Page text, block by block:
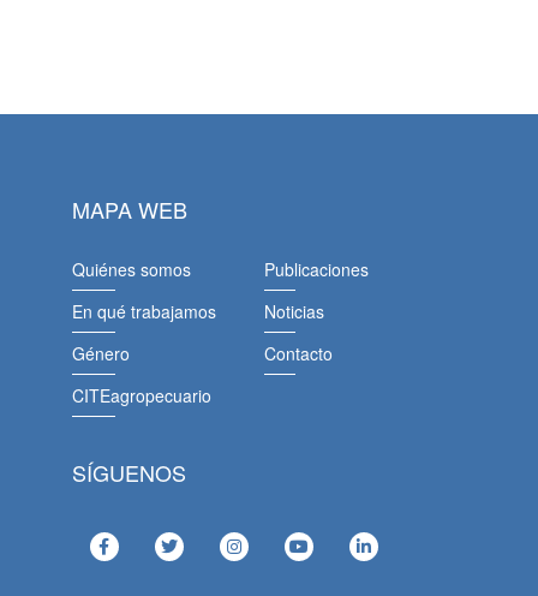
MAPA WEB
Quiénes somos
En qué trabajamos
Género
CITEagropecuario
Publicaciones
Noticias
Contacto
SÍGUENOS